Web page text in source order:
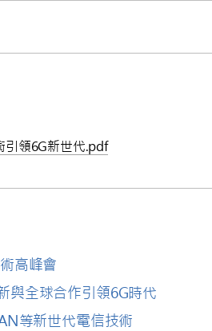
引領6G新世代.pdf
高峰會
與全球合作引領6G時代
等新世代電信技術